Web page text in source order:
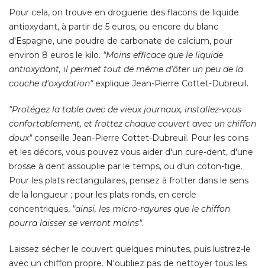
Pour cela, on trouve en droguerie des flacons de liquide
antioxydant, à partir de 5 euros, ou encore du blanc
d'Espagne, une poudre de carbonate de calcium, pour
environ 8 euros le kilo. "Moins efficace que le liquide
antioxydant, il permet tout de même d'ôter un peu de la
couche d'oxydation" explique Jean-Pierre Cottet-Dubreuil.
"Protégez la table avec de vieux journaux, installez-vous
confortablement, et frottez chaque couvert avec un chiffon
doux"conseille Jean-Pierre Cottet-Dubreuil. Pour les coins
et les décors, vous pouvez vous aider d'un cure-dent, d'une
brosse à dent assouplie par le temps, ou d'un coton-tige.
Pour les plats rectangulaires, pensez à frotter dans le sens
de la longueur ; pour les plats ronds, en cercle
concentriques, "ainsi, les micro-rayures que le chiffon
pourra laisser se verront moins".
Laissez sécher le couvert quelques minutes, puis lustrez-le
avec un chiffon propre. N'oubliez pas de nettoyer tous les